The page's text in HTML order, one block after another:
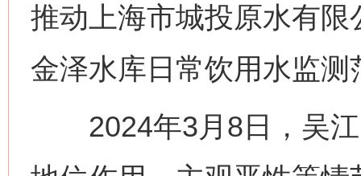
推动上海市城投原水有
金泽水库日常饮用水监测
2024年3月8日，吴江